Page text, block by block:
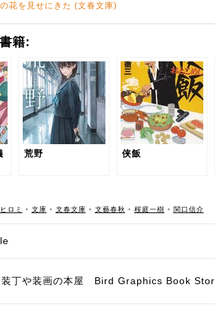
花を見せにきた (文春文庫)
籍:
荒野 侠飯
ロミ • 文庫 • 文春文庫 • 文藝春秋 • 桜庭一樹 • 関口信介
丁や装画の本屋 Bird Graphics Book